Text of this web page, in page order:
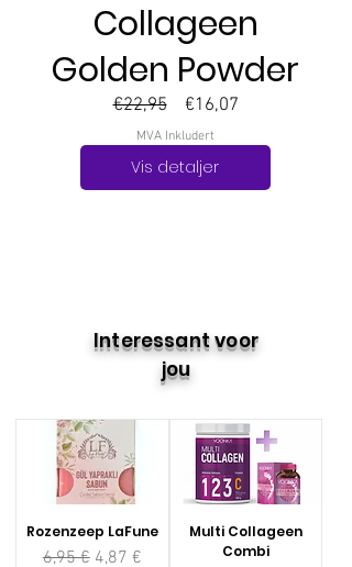
Collageen
Golden Powder
€22,95
Vanlig
pris
€16,07Salgspris
MVA Inkludert
Vis detaljer
Interessant voor
jou
Rozenzeep LaFune
Vanlig pris
6,95 € Salgspris
4,87 €
Multi Collageen
Combi